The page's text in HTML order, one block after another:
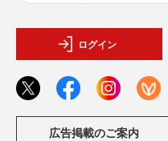
ログイン
広告掲載のご案内